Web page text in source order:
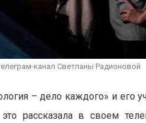
канал Светланы Радионовой
– дело каждого» и его
рассказала в своем
Японии высаживают прибрежные
для защиты от цунами
5, 2026
Суд взыскал с
рублей за ущерб